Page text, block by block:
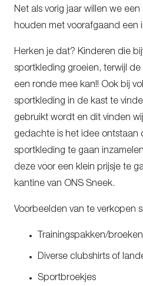
Net als vorig jaar willen we
houden met voorafgaand een
Herken je dat? Kinderen die
sportkleding groeien, terwijl
een ronde mee kan!! Ook bij
sportkleding in de kast te
gebruikt wordt en dit vinden
gedachte is het idee ontstaan
sportkleding te gaan
deze voor een klein prijsje te
kantine van ONS Sneek.
Voorbeelden van te verkopen
Trainingspakken/
Diverse clubshirts of
Sportbroekjes